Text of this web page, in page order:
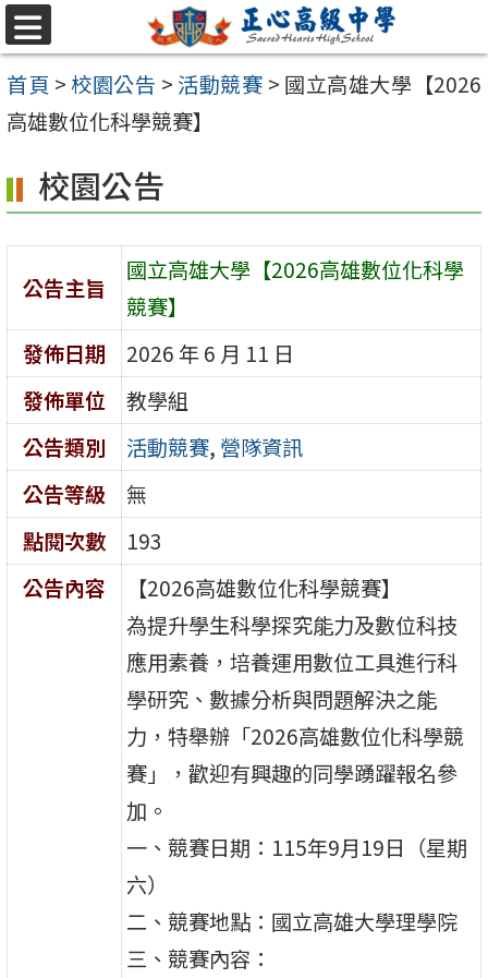
跳至主要內容區
選
單
首頁 >校園公告 > 活動競賽 > 國立高雄大學【2026
高雄數位化科學競賽】
校園公告
公告主旨
國立高雄大學【2026高雄數位化科學
競賽】
發佈日期
2026 年 6 月 11 日
發佈單位
教學組
公告類別
活動競賽, 營隊資訊
公告等級
無
點閱次數
193
公告內容
【2026高雄數位化科學競賽】
為提升學生科學探究能力及數位科技
應用素養，培養運用數位工具進行科
學研究、數據分析與問題解決之能
力，特舉辦「2026高雄數位化科學競
賽」，歡迎有興趣的同學踴躍報名參
加。
一、競賽日期：115年9月19日（星期
六）
二、競賽地點：國立高雄大學理學院
三、競賽內容：